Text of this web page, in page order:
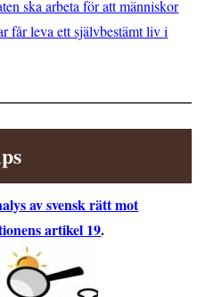
ska arbeta för att människor
får leva ett självbestämt liv i
av svensk rätt mot
artikel 19.